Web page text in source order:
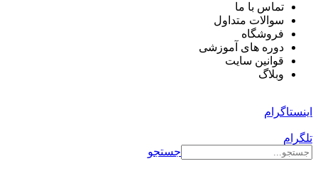
تماس با ما
سوالات متداول
فروشگاه
دوره های آموزشی
قوانین سایت
وبلاگ
اینستاگرام
تلگرام
جستجو